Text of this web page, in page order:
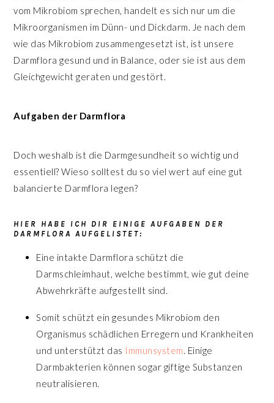
vom Mikrobiom sprechen, handelt es sich nur um die
Mikroorganismen im Dünn- und Dickdarm. Je nach dem
wie das Mikrobiom zusammengesetzt ist, ist unsere
Darmflora gesund und in Balance, oder sie ist aus dem
Gleichgewicht geraten und gestört.
Aufgaben der Darmflora
Doch weshalb ist die Darmgesundheit so wichtig und
essentiell? Wieso solltest du so viel wert auf eine gut
balancierte Darmflora legen?
HIER HABE ICH DIR EINIGE AUFGABEN DER
DARMFLORA AUFGELISTET:
Eine intakte Darmflora schützt die
Darmschleimhaut, welche bestimmt, wie gut deine
Abwehrkräfte aufgestellt sind.
Somit schützt ein gesundes Mikrobiom den
Organismus schädlichen Erregern und Krankheiten
und unterstützt das Immunsystem. Einige
Darmbakterien können sogar giftige Substanzen
neutralisieren.